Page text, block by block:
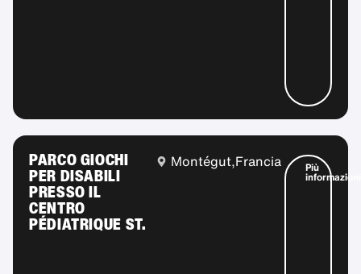
PARCO GIOCHI
PER DISABILI
PRESSO IL
CENTRO
PÉDIATRIQUE ST.
Montégut,Francia Più
informazioni